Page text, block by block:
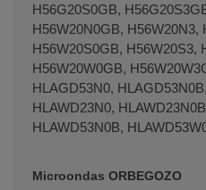
H56G20S0GB,
H56W20N0GB, H56W20N3,
H56W20S0GB, H56W20S3,
H56W20W0GB,
HLAGD53N0,
HLAWD23N0,
HLAWD53N0B,
Microondas ORBEGOZO